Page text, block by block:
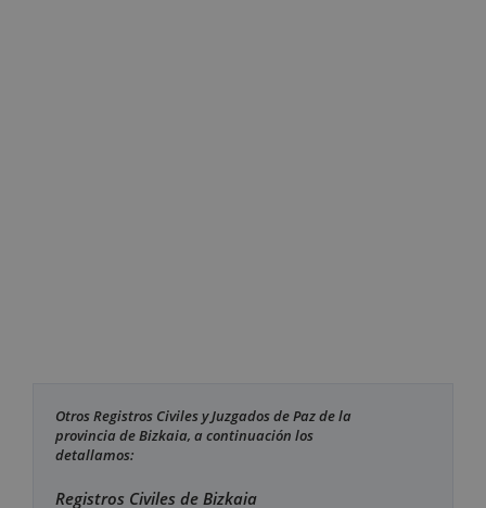
Otros Registros Civiles y Juzgados de Paz de la
provincia de Bizkaia, a continuación los
detallamos:
Registros Civiles de Bizkaia